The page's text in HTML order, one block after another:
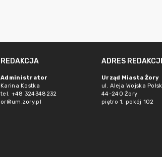
REDAKCJA
Administrator
Karina Kostka
tel. +48 324348232
or@um.zory.pl
ADRES REDAKCJI
Urząd Miasta Żory
ul. Aleja Wojska
44-240 Żory
piętro 1, pokój 102